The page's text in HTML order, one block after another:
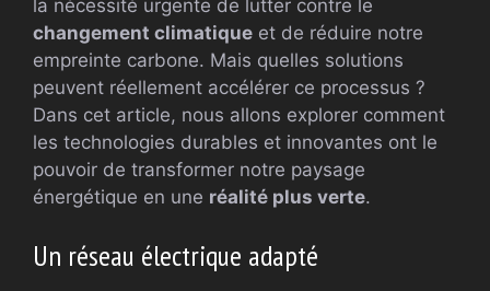
la nécessité urgente de lutter contre le
changement climatique et de réduire notre
empreinte carbone. Mais quelles solutions
peuvent réellement accélérer ce processus ?
Dans cet article, nous allons explorer comment
les technologies durables et innovantes ont le
pouvoir de transformer notre paysage
énergétique en une réalité plus verte.
Un réseau électrique adapté